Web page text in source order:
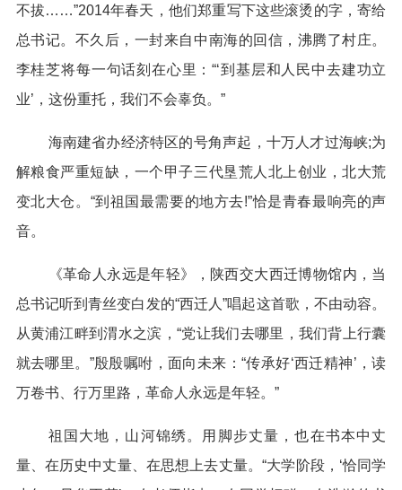
不拔……”2014年春天，他们郑重写下这些滚烫的字，寄给
总书记。不久后，一封来自中南海的回信，沸腾了村庄。
李桂芝将每一句话刻在心里：“‘到基层和人民中去建功立
业’，这份重托，我们不会辜负。”
海南建省办经济特区的号角声起，十万人才过海峡;为
解粮食严重短缺，一个甲子三代垦荒人北上创业，北大荒
变北大仓。“到祖国最需要的地方去!”恰是青春最响亮的声
音。
《革命人永远是年轻》，陕西交大西迁博物馆内，当
总书记听到青丝变白发的“西迁人”唱起这首歌，不由动容。
从黄浦江畔到渭水之滨，“党让我们去哪里，我们背上行囊
就去哪里。”殷殷嘱咐，面向未来：“传承好‘西迁精神’，读
万卷书、行万里路，革命人永远是年轻。”
祖国大地，山河锦绣。用脚步丈量，也在书本中丈
量、在历史中丈量、在思想上去丈量。“大学阶段，‘恰同学